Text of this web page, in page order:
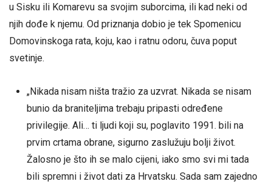
u Sisku ili Komarevu sa svojim suborcima, ili kad neki od
njih dođe k njemu. Od priznanja dobio je tek Spomenicu
Domovinskoga rata, koju, kao i ratnu odoru, čuva poput
svetinje.
„Nikada nisam ništa tražio za uzvrat. Nikada se nisam
bunio da braniteljima trebaju pripasti određene
privilegije. Ali… ti ljudi koji su, poglavito 1991. bili na
prvim crtama obrane, sigurno zaslužuju bolji život.
Žalosno je što ih se malo cijeni, iako smo svi mi tada
bili spremni i život dati za Hrvatsku. Sada sam zajedno